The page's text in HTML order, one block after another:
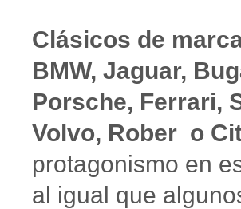
Clásicos de
BMW, Jaguar,
Porsche, Ferrari,
Volvo, Rober o
protagonismo en
al igual que